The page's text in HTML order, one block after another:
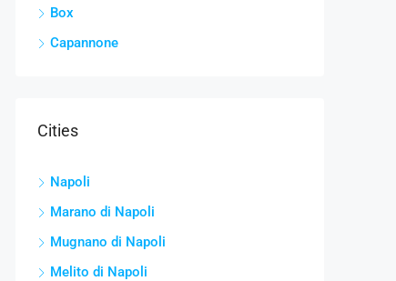
Box
Capannone
Cities
Napoli
Marano di Napoli
Mugnano di Napoli
Melito di Napoli